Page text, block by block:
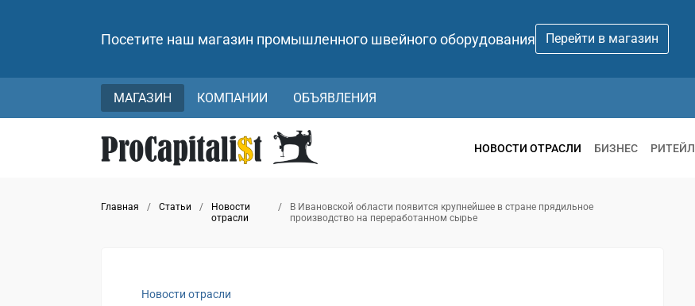
Посетите наш магазин промышленного швейного оборудования Перейти в магазин
МАГАЗИН КОМПАНИИ ОБЪЯВЛЕНИЯ
НОВОСТИ ОТРАСЛИ БИЗНЕС РИТЕЙЛ
Главная / Статьи /
Новости
отрасли
/
В Ивановской области появится крупнейшее в стране прядильное
производство на переработанном сырье
Новости отрасли